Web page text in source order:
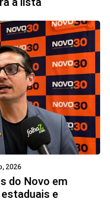
2026
do Novo em
e